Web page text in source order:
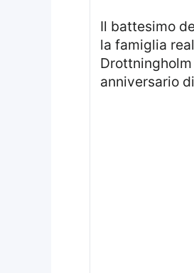
Il battesimo della Principessa Ines, figlia di Prince Carl Philip e Princess Sofia, rappresenta un evento significativo per
la famiglia
anniversario